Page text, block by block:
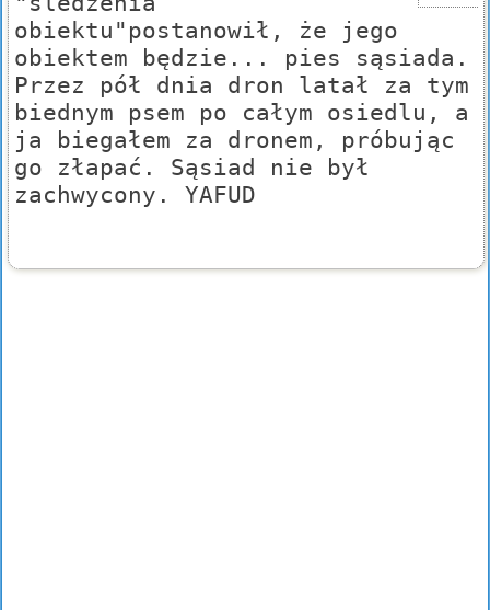
obiektu"postanowił, że jego
obiektem będzie... pies sąsiada.
Przez pół dnia dron latał za tym
biednym psem po całym osiedlu, a
ja biegałem za dronem, próbując
go złapać. Sąsiad nie był
zachwycony. YAFUD